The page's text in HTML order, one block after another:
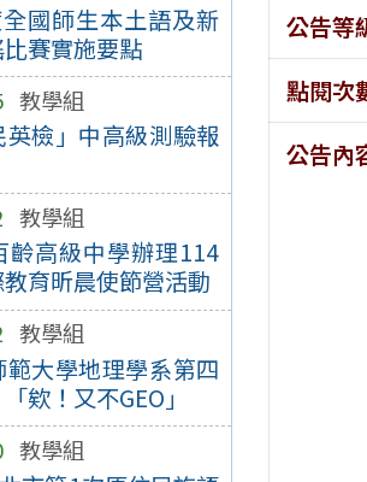
國師生本土語及新
賽實施要點
教學組
檢」中高級測驗報
教學組
齡高級中學辦理114
育昕晨使節營活動
教學組
大學地理學系第四
欸！又不GEO」
教學組
公告等
點閱次
公告內